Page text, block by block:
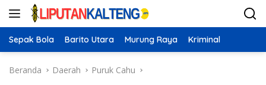
Langsung
Sepak Bola Barito Utara Murung Raya Kriminal
Beranda Daerah Puruk Cahu